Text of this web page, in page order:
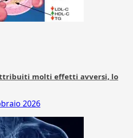
molti effetti avversi, lo
2026